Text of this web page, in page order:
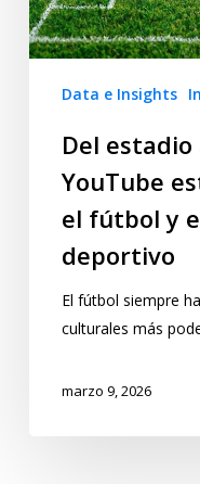
Data e Insights
Del
YouTube
el fútbol y
deportivo
El fútbol siempre
culturales más
marzo 9, 2026